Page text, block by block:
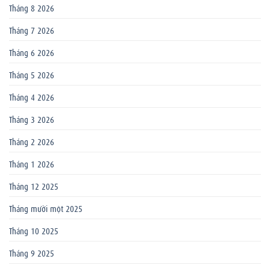
Tháng 8 2026
Tháng 7 2026
Tháng 6 2026
Tháng 5 2026
Tháng 4 2026
Tháng 3 2026
Tháng 2 2026
Tháng 1 2026
Tháng 12 2025
Tháng mười một 2025
Tháng 10 2025
Tháng 9 2025